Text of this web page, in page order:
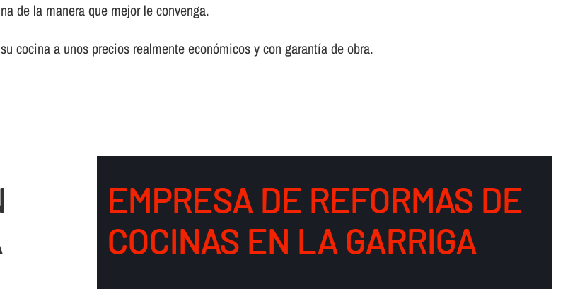
de la manera que mejor le convenga.
cocina a unos precios realmente económicos y con garantí­a de obra.
EMPRESA DE REFORMAS DE
COCINAS EN LA GARRIGA